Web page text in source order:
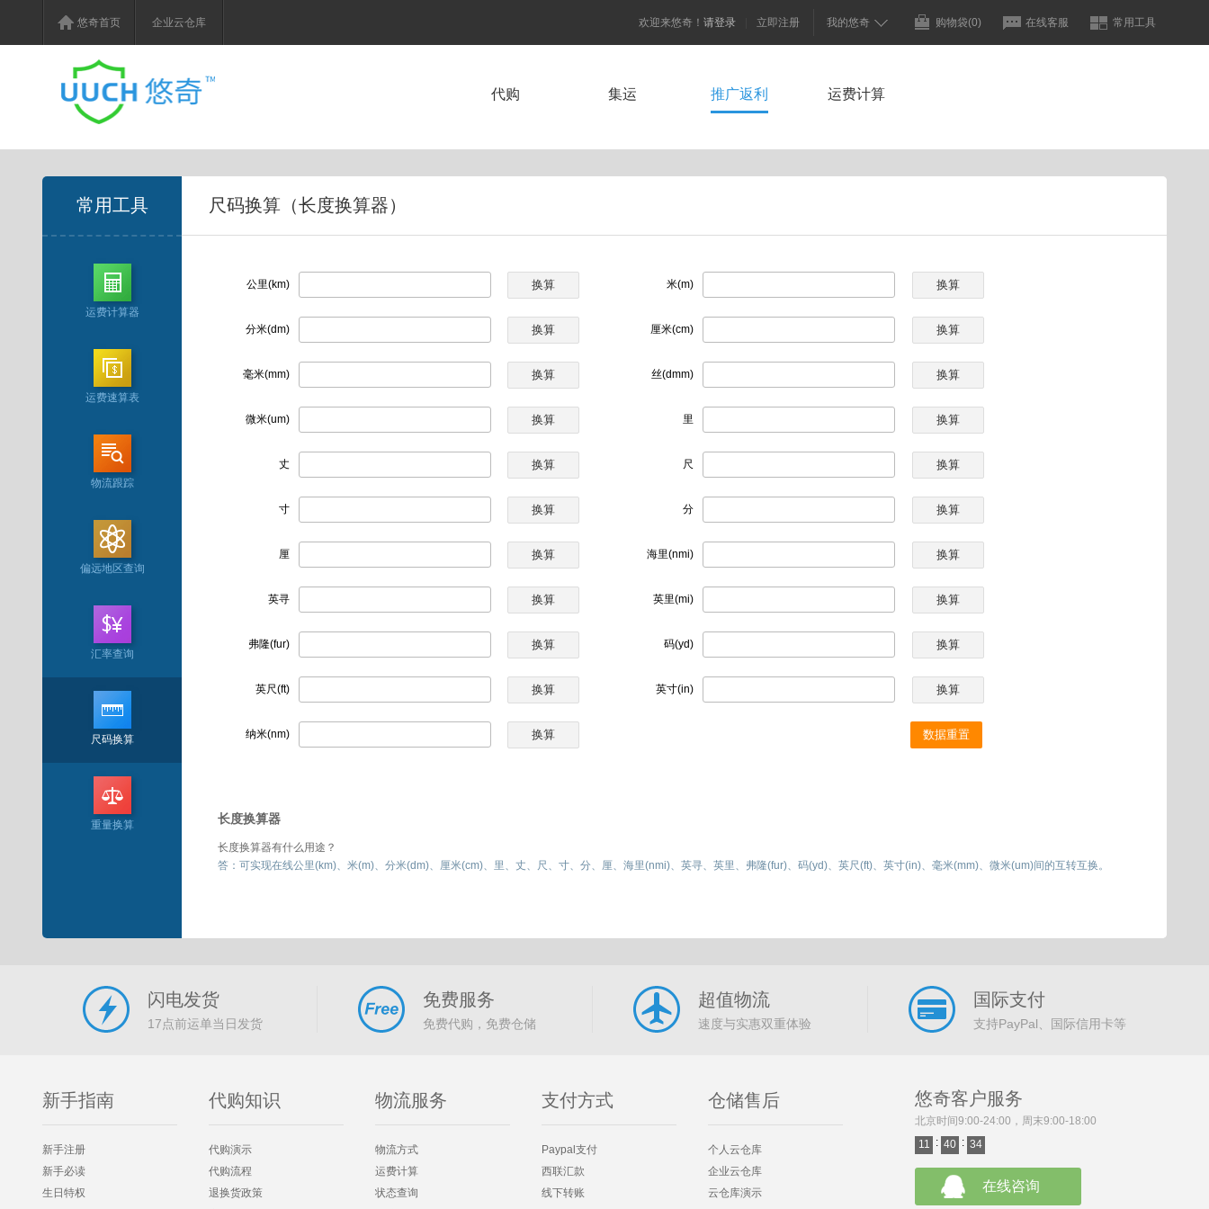
悠奇首页 企业云仓库 欢迎来悠奇！ 请登录 立即注册 我的悠奇 购物袋(0) 在线客服 常用工具
代购 集运 推广返利 运费计算
常用工具
运费计算器
运费速算表
物流跟踪
偏远地区查询
汇率查询
尺码换算
重量换算
尺码换算（长度换算器）
公里(km) 米(m)
分米(dm) 厘米(cm)
毫米(mm) 丝(dmm)
微米(um) 里
丈 尺
寸 分
厘 海里(nmi)
英寻 英里(mi)
弗隆(fur) 码(yd)
英尺(ft) 英寸(in)
纳米(nm)
长度换算器
长度换算器有什么用途？
答：可实现在线公里(km)、米(m)、分米(dm)、厘米(cm)、里、丈、尺、寸、分、厘、海里(nmi)、英寻、英里、弗隆(fur)、码(yd)、英尺(ft)、英寸(in)、毫米(mm)、微米(um)间的互转互换。
闪电发货
17点前运单当日发货
免费服务
免费代购，免费仓储
超值物流
速度与实惠双重体验
国际支付
支持PayPal、国际信用卡等
新手指南
新手注册
新手必读
生日特权
代购知识
代购演示
代购流程
退换货政策
物流服务
物流方式
运费计算
状态查询
支付方式
Paypal支付
西联汇款
线下转账
仓储售后
个人云仓库
企业云仓库
云仓库演示
悠奇客户服务
北京时间9:00-24:00，周末9:00-18:00
11 : 40 : 34
在线咨询